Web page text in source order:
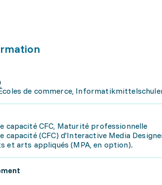
de commerce,
capacité CFC, Maturité professionnelle
capacité (CFC) d'Interactive Media
et arts appliqués (MPA, en option).